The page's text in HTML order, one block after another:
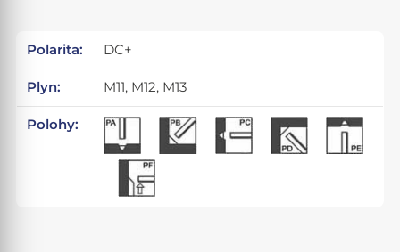
Polarita: DC+
Plyn: M11, M12, M13
Polohy: